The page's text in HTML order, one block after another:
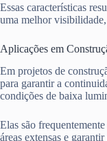
Essas características
uma melhor visibilidade,
Aplicações em
Em projetos de
para garantir a
condições de baixa
Elas são
áreas extensas e